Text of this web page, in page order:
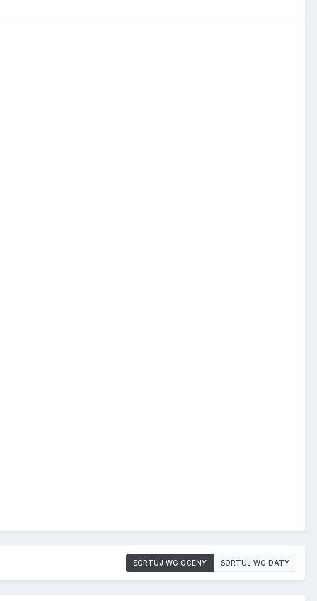
SORTUJ WG OCENY SORTUJ WG DATY